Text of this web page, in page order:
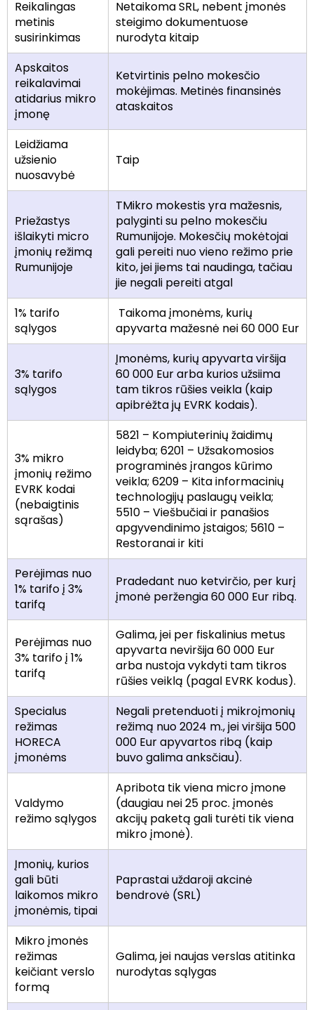
Reikalingas
metinis
susirinkimas
Netaikoma SRL, nebent įmonės
steigimo dokumentuose
nurodyta kitaip
Apskaitos
reikalavimai
atidarius mikro
įmonę
Ketvirtinis pelno mokesčio
mokėjimas. Metinės finansinės
ataskaitos
Leidžiama
užsienio
nuosavybė
Taip
Priežastys
išlaikyti micro
įmonių režimą
Rumunijoje
TMikro mokestis yra mažesnis,
palyginti su pelno mokesčiu
Rumunijoje. Mokesčių mokėtojai
gali pereiti nuo vieno režimo prie
kito, jei jiems tai naudinga, tačiau
jie negali pereiti atgal
1% tarifo
sąlygos
Taikoma įmonėms, kurių
apyvarta mažesnė nei 60 000 Eur
3% tarifo
sąlygos
Įmonėms, kurių apyvarta viršija
60 000 Eur arba kurios užsiima
tam tikros rūšies veikla (kaip
apibrėžta jų EVRK kodais).
3% mikro
įmonių režimo
EVRK kodai
(nebaigtinis
sąrašas)
5821 – Kompiuterinių žaidimų
leidyba; 6201 – Užsakomosios
programinės įrangos kūrimo
veikla; 6209 – Kita informacinių
technologijų paslaugų veikla;
5510 – Viešbučiai ir panašios
apgyvendinimo įstaigos; 5610 –
Restoranai ir kiti
Perėjimas nuo
1% tarifo į 3%
tarifą
Pradedant nuo ketvirčio, per kurį
įmonė peržengia 60 000 Eur ribą.
Perėjimas nuo
3% tarifo į 1%
tarifą
Galima, jei per fiskalinius metus
apyvarta neviršija 60 000 Eur
arba nustoja vykdyti tam tikros
rūšies veiklą (pagal EVRK kodus).
Specialus
režimas
HORECA
įmonėms
Negali pretenduoti į mikroįmonių
režimą nuo 2024 m., jei viršija 500
000 Eur apyvartos ribą (kaip
buvo galima anksčiau).
Valdymo
režimo sąlygos
Apribota tik viena micro įmone
(daugiau nei 25 proc. įmonės
akcijų paketą gali turėti tik viena
mikro įmonė).
Įmonių, kurios
gali būti
laikomos mikro
įmonėmis, tipai
Paprastai uždaroji akcinė
bendrovė (SRL)
Mikro įmonės
režimas
keičiant verslo
formą
Galima, jei naujas verslas atitinka
nurodytas sąlygas